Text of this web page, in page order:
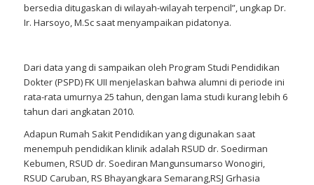
bersedia ditugaskan di wilayah-wilayah terpencil”, ungkap Dr.
Ir. Harsoyo, M.Sc saat menyampaikan pidatonya.
Dari data yang di sampaikan oleh Program Studi Pendidikan
Dokter (PSPD) FK UII menjelaskan bahwa alumni di periode ini
rata-rata umurnya 25 tahun, dengan lama studi kurang lebih 6
tahun dari angkatan 2010.
Adapun Rumah Sakit Pendidikan yang digunakan saat
menempuh pendidikan klinik adalah RSUD dr. Soedirman
Kebumen, RSUD dr. Soediran Mangunsumarso Wonogiri,
RSUD Caruban, RS Bhayangkara Semarang,RSJ Grhasia